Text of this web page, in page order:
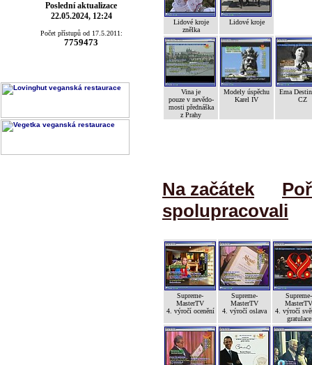
Poslední aktualizace
22.05.2024, 12:24
Počet přístupů od 17.5.2011:
7759473
Lidové kroje
znělka
Lidové kroje
Vina je
pouze v nevědo-
mosti přednáška
z Prahy
Modely úspěchu
Karel IV
Ema
CZ
Na začátek
spolupracovali
Supreme-
MasterTV
4. výročí ocenění
Supreme-
MasterTV
4. výročí oslava
Supreme-
MasterTV
4. výročí
gratulace